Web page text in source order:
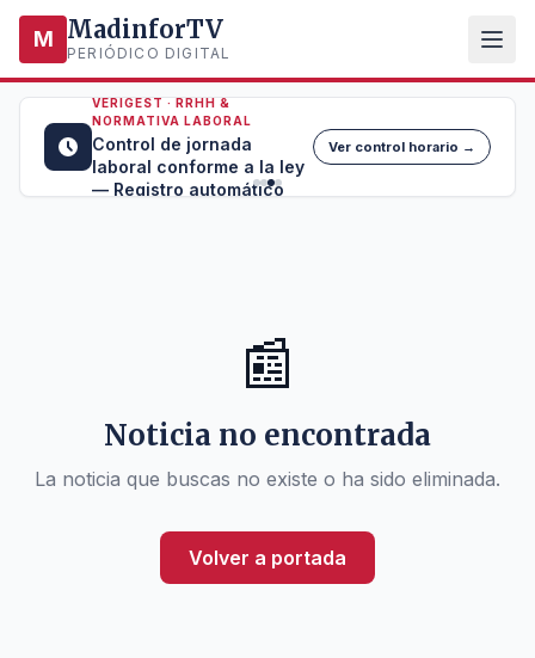
M MadinforTV
PERIÓDICO DIGITAL
VERIGEST · RRHH &
NORMATIVA LABORAL
Control de jornada
laboral conforme a la ley
— Registro automático
Ver control horario →
📰
Noticia no encontrada
La noticia que buscas no existe o ha sido eliminada.
Volver a portada